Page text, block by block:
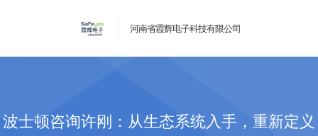
河南省霞辉电子科技有限公司
波士顿咨询许刚：从生态系统入手，重新定义